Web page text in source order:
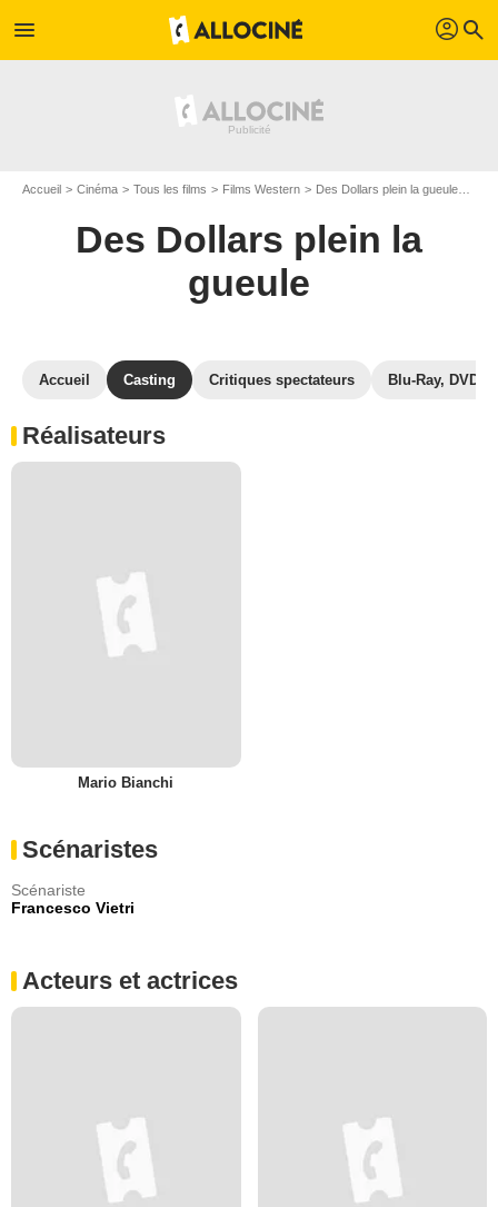
menu profil search
Accueil Cinéma Tous les films Films Western Des Dollars plein la gueule
Des Dollars plein la
gueule
Accueil Casting Critiques spectateurs Blu-Ray, DVD
Réalisateurs
Mario Bianchi
Scénaristes
Scénariste
Francesco Vietri
Acteurs et actrices